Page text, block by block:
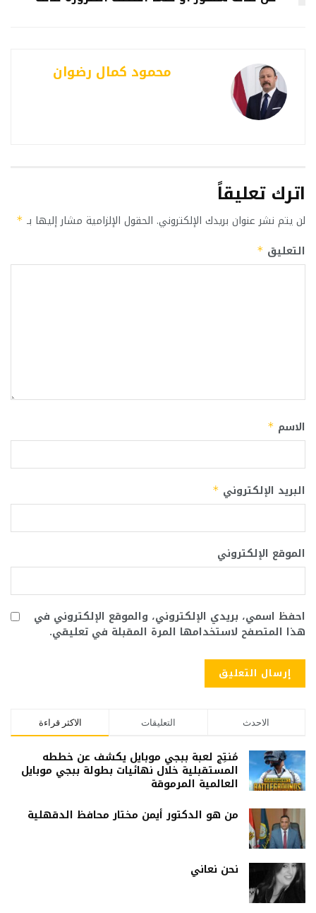
محمود كمال رضوان
اترك تعليقاً
لن يتم نشر عنوان بريدك الإلكتروني. الحقول الإلزامية مشار إليها بـ *
التعليق *
الاسم *
البريد الإلكتروني *
الموقع الإلكتروني
احفظ اسمي، بريدي الإلكتروني، والموقع الإلكتروني في
هذا المتصفح لاستخدامها المرة المقبلة في تعليقي.
الاكثر قراءة التعليقات الاحدث
مُنتِج لعبة ببجي موبايل يكشف عن خططه
المستقبلية خلال نهائيات بطولة ببجي موبايل
العالمية المرموقة
من هو الدكتور أيمن مختار محافظ الدقهلية
نحن نعاني